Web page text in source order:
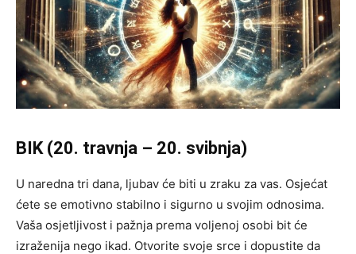
BIK (20. travnja – 20. svibnja)
U naredna tri dana, ljubav će biti u zraku za vas. Osjećat
ćete se emotivno stabilno i sigurno u svojim odnosima.
Vaša osjetljivost i pažnja prema voljenoj osobi bit će
izraženija nego ikad. Otvorite svoje srce i dopustite da